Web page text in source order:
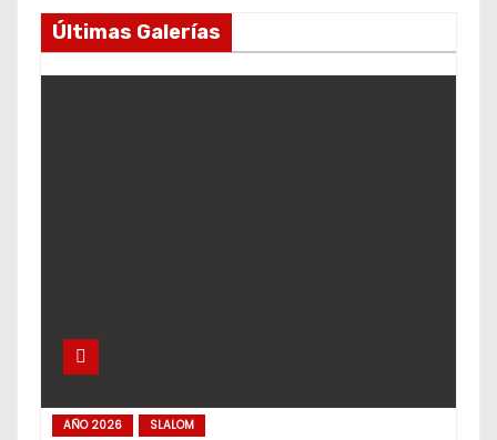
Últimas Galerías
AÑO 2026 SLALOM